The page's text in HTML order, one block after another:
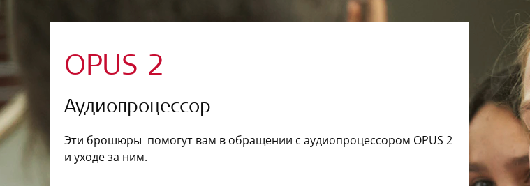
OPUS 2
Аудиопроцессор
Эти брошюры помогут вам в обращении с аудиопроцессором OPUS 2
и уходе за ним.